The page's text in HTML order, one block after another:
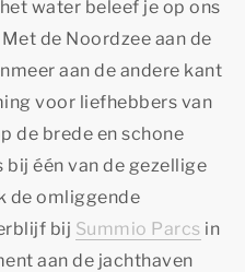
water beleef je op ons
Met de Noordzee aan de
aan de andere kant
voor liefhebbers van
de brede en schone
één van de gezellige
de omliggende
bij Summio Parcs in
aan de jachthaven